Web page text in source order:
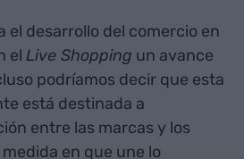
el desarrollo del comercio en
el Live Shopping un avance
podríamos decir que esta
está destinada a
entre las marcas y los
en que une lo